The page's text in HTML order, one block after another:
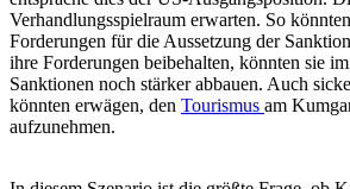
Verhandlungsspielraum erwarten. So
Forderungen für die Aussetzung der
ihre Forderungen beibehalten, könnten sie
Sanktionen noch stärker abbauen. Auch
könnten erwägen, den Tourismus am
aufzunehmen.